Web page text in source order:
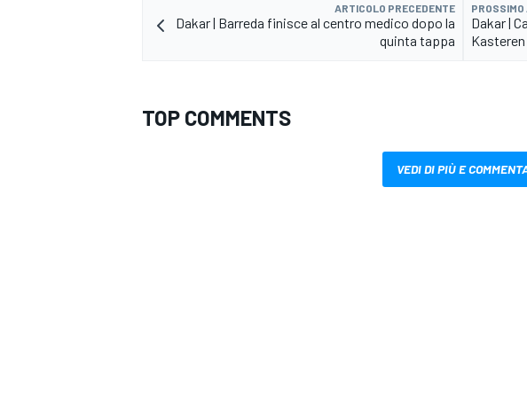
ARTICOLO PRECEDENTE
Dakar | Barreda finisce al centro medico dopo la
quinta tappa
Dakar |
TOP COMMENTS
VEDI DI PIÙ E